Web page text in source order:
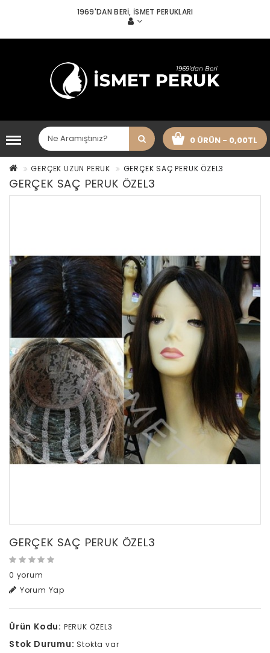
1969'DAN BERI, İSMET PERUKLARI
0 ÜRÜN - 0,00TL
GERÇEK UZUN PERUK GERÇEK SAÇ PERUK ÖZEL3
GERÇEK SAÇ PERUK ÖZEL3
GERÇEK SAÇ PERUK ÖZEL3
0 yorum
Yorum Yap
Ürün Kodu: PERUK ÖZEL3
Stok Durumu: Stokta var